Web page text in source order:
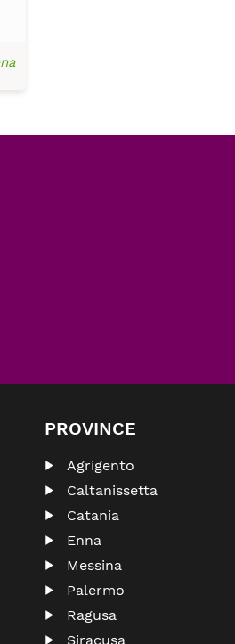
PROVINCE
Agrigento
Caltanissetta
Catania
Enna
Messina
Palermo
Ragusa
Siracusa